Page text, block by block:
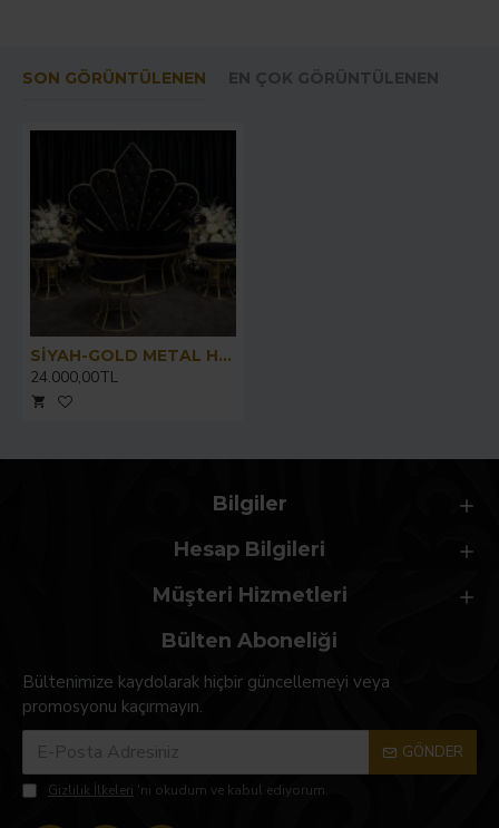
SON GÖRÜNTÜLENEN EN ÇOK GÖRÜNTÜLENEN
SİYAH-GOLD METAL HANZADE TAHT
24.000,00TL
Bilgiler
Hesap Bilgileri
Müşteri Hizmetleri
Bülten Aboneliği
Bültenimize kaydolarak hiçbir güncellemeyi veya
promosyonu kaçırmayın.
GÖNDER
Gizlilik İlkeleri 'ni okudum ve kabul ediyorum.